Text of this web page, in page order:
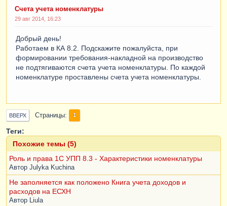
Счета учета номенклатуры
29 авг 2014, 16:23
Добрый день!
Работаем в КА 8.2. Подскажите пожалуйста, при
формировании требования-накладной на производство
не подтягиваются счета учета номенклатуры. По каждой
номенклатуре проставлены счета учета номенклатуры.
ВВЕРХ Страницы 1
Теги:
Похожие темы (5)
Роль и права 1С УПП 8.3 - Характеристики номенклатуры
Автор Julyka Kuchina
Не заполняется как положено Книга учета доходов и
расходов на ЕСХН
Автор Liula